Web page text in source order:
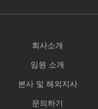
회사소개
임원 소개
본사 및 해외지사
문의하기